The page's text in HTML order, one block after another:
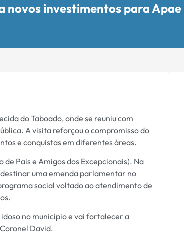
novos investimentos para Apae
do Taboado, onde se reuniu com
A visita reforçou o compromisso do
e conquistas em diferentes áreas.
Pais e Amigos dos Excepcionais). Na
uma emenda parlamentar no
social voltado ao atendimento de
no município e vai fortalecer a
David.